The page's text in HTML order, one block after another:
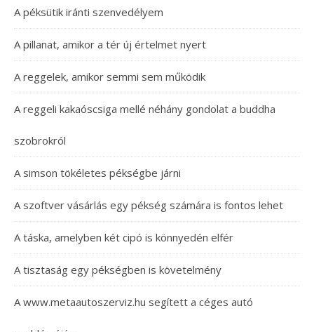
A péksütik iránti szenvedélyem
A pillanat, amikor a tér új értelmet nyert
A reggelek, amikor semmi sem működik
A reggeli kakaóscsiga mellé néhány gondolat a buddha
szobrokról
A simson tökéletes pékségbe járni
A szoftver vásárlás egy pékség számára is fontos lehet
A táska, amelyben két cipó is könnyedén elfér
A tisztaság egy pékségben is követelmény
A www.metaautoszerviz.hu segített a céges autó